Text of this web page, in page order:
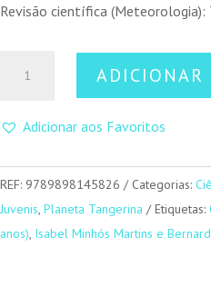
Revisão científica (Meteorologia):
Ano
ALMANAQUE
da
Natureza
ADICIONAR
Adicionar aos Favoritos
REF: 9789898145826 Categorias:
Juvenis Planeta Tangerina Etiquetas:
anos) Isabel Minhós Martins e